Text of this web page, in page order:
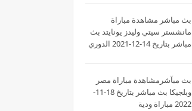
بث مباشر مشاهدة مباراة
مانشستر سيتي وليدز يونايتد بث
مباشر بتاريخ 14-12-2021 الدوري
بث مبآشرمشاهدة مباراة مصر
وبلجيكا بث مباشر بتاريخ 18-11-
2022 مباراة ودية